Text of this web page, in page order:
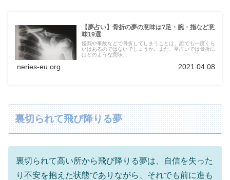
【夢占い】骨折の夢の意味は?足・腕・指など意
味19選
怪我や事故などで骨折してしまうことは、誰でも一度くら
いはあるのではないでしょうか。また、夢占いでは骨折に
はどのような意味...
neries-eu.org 2021.04.08
裏切られて飛び降りる夢
裏切られて高い所から飛び降りる夢は、自信を失った
り不安を抱えた状態でありながら、それでも前に進も